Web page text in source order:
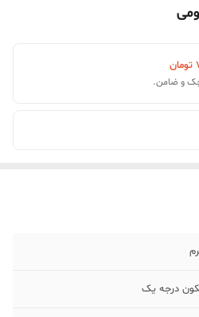
تومان
درجه یک